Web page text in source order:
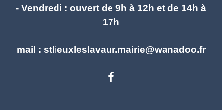
- Vendredi : ouvert de 9h à 12h et de 14h à
17h
mail : stlieuxleslavaur.mairie@wanadoo.fr